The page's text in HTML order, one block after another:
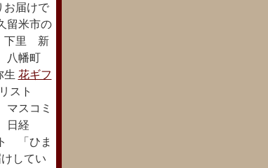
お届けで
留米市の
下里 新
八幡町
花ギフ
スト
マスコミ
日経
「ひま
してい